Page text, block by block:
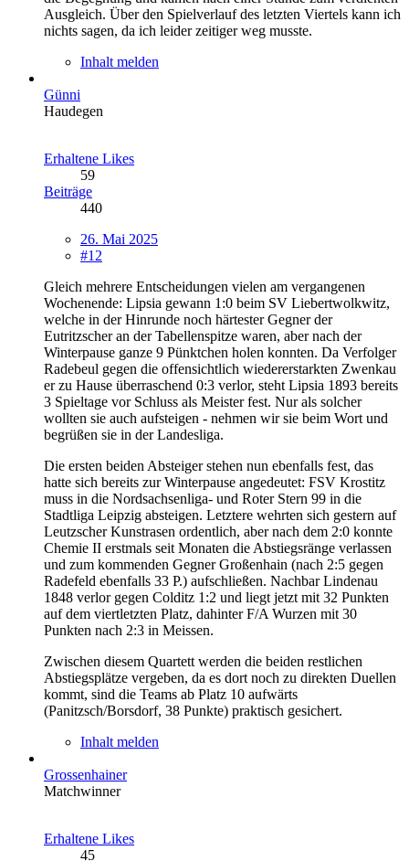
Ausgleich. Über den Spielverlauf des letzten Viertels kann ich
nichts sagen, da ich leider zeitiger weg musste.
Inhalt melden
Günni
Haudegen
Erhaltene Likes
59
Beiträge
440
26. Mai 2025
#12
Gleich mehrere Entscheidungen vielen am vergangenen
Wochenende: Lipsia gewann 1:0 beim SV Liebertwolkwitz,
welche in der Hinrunde noch härtester Gegner der
Eutritzscher an der Tabellenspitze waren, aber nach der
Winterpause ganze 9 Pünktchen holen konnten. Da Verfolger
Radebeul gegen die offensichtlich wiedererstarkten Zwenkau
er zu Hause überraschend 0:3 verlor, steht Lipsia 1893 bereits
3 Spieltage vor Schluss als Meister fest. Nur als solcher
wollten sie auch aufsteigen - nehmen wir sie beim Wort und
begrüßen sie in der Landesliga.
Die ersten beiden Absteiger stehen nun ebenfalls fest, das
hatte sich bereits zur Winterpause angedeutet: FSV Krostitz
muss in die Nordsachsenliga- und Roter Stern 99 in die
Stadtliga Leipzig absteigen. Letztere wehrten sich gestern auf
Leutzscher Kunstrasen ordentlich, aber nach dem 2:0 konnte
Chemie II erstmals seit Monaten die Abstiegsränge verlassen
und zum kommenden Gegner Großenhain (nach 2:5 gegen
Radefeld ebenfalls 33 P.) aufschließen. Nachbar Lindenau
1848 verlor gegen Colditz 1:2 und liegt jetzt mit 32 Punkten
auf dem viertletzten Platz, dahinter F/A Wurzen mit 30
Punkten nach 2:3 in Meissen.
Zwischen diesem Quartett werden die beiden restlichen
Abstiegsplätze vergeben, da es dort noch zu direkten Duellen
kommt, sind die Teams ab Platz 10 aufwärts
(Panitzsch/Borsdorf, 38 Punkte) praktisch gesichert.
Inhalt melden
Grossenhainer
Matchwinner
Erhaltene Likes
45